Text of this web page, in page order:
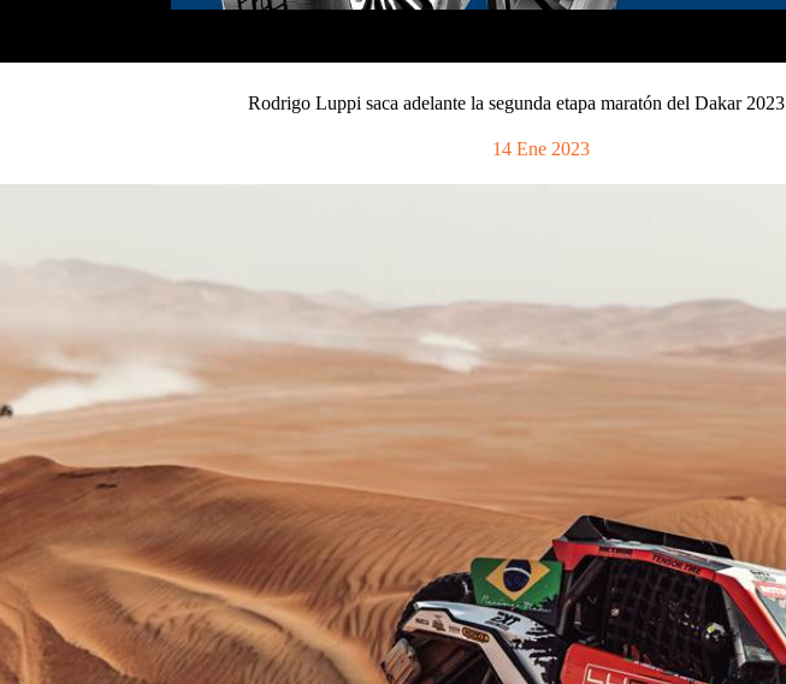
Rodrigo Luppi saca adelante la segunda etapa maratón del Dakar 2023
14 Ene 2023